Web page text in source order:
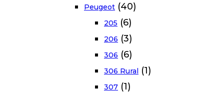
Peugeot (40)
205 (6)
206 (3)
306 (6)
306 Rural (1)
307 (1)